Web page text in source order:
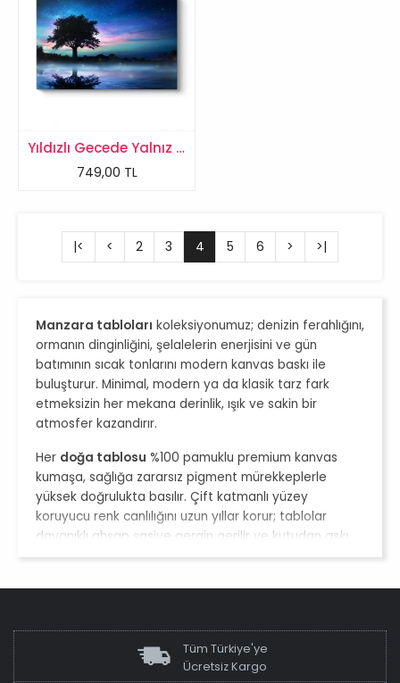
Yıldızlı Gecede Yalnız Ağaç Tablosu
749,00 TL
|< < 2 3 4 5 6 > >|
Manzara tabloları koleksiyonumuz; denizin ferahlığını,
ormanın dinginliğini, şelalelerin enerjisini ve gün
batımının sıcak tonlarını modern kanvas baskı ile
buluşturur. Minimal, modern ya da klasik tarz fark
etmeksizin her mekana derinlik, ışık ve sakin bir
atmosfer kazandırır.
Her doğa tablosu %100 pamuklu premium kanvas
kumaşa, sağlığa zararsız pigment mürekkeplerle
yüksek doğrulukta basılır. Çift katmanlı yüzey
koruyucu renk canlılığını uzun yıllar korur; tablolar
dayanıklı ahşap şasiye gergin gerilir ve kutudan askı
aparatı, beton çivisi ve hizalama şablonuileduvara
tamamlayabilirsiniz.
Öne çıkan sahneler
Tüm Türkiye'ye
Ücretsiz Kargo